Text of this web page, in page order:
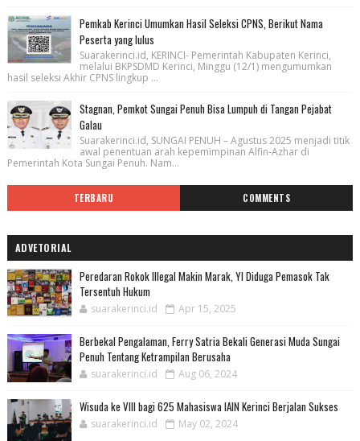
Pemkab Kerinci Umumkan Hasil Seleksi CPNS, Berikut Nama
Peserta yang lulus
Suarakerinci.id, KERINCI- Pemerintah Kabupaten Kerinci,
melalui BKPSDMD Kerinci, Minggu (12/1) mengumumkan
hasil seleksi Akhir CPNS lingkup ...
Stagnan, Pemkot Sungai Penuh Bisa Lumpuh di Tangan Pejabat
Galau
Suarakerinci.id, SUNGAI PENUH – Agustus 2025 menjadi titik
awal penentuan arah kepemimpinan Alfin-Azhar di
Pemerintah Kota Sungai Penuh. Nam...
TERBARU COMMENTS
ADVETORIAL
Peredaran Rokok Illegal Makin Marak, YI Diduga Pemasok Tak
Tersentuh Hukum
suarakerinci.id Apr 15, 2025
Berbekal Pengalaman, Ferry Satria Bekali Generasi Muda Sungai
Penuh Tentang Ketrampilan Berusaha
suarakerinci.id Aug 06, 2024
Wisuda ke VIII bagi 625 Mahasiswa IAIN Kerinci Berjalan Sukses
suarakerinci.id May 02, 2024